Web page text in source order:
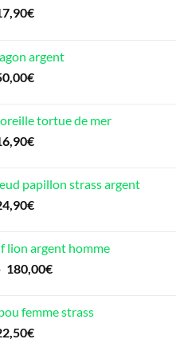
:
€Le
est :
17,90€.
argent
:
€Le
est :
50,00€.
tortue de mer
:
€Le
est :
16,90€.
papillon strass argent
:
€Le
est :
24,90€.
lion argent homme
180,00€Plage
85,90€
femme strass
€Le